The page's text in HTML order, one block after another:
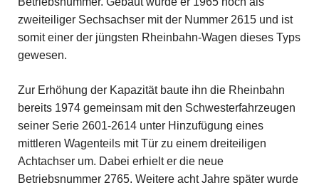
zweiteiliger Sechsachser mit der Nummer 2615 und ist
somit einer der jüngsten Rheinbahn-Wagen dieses Typs
gewesen.
Zur Erhöhung der Kapazität baute ihn die Rheinbahn
bereits 1974 gemeinsam mit den Schwesterfahrzeugen
seiner Serie 2601-2614 unter Hinzufügung eines
mittleren Wagenteils mit Tür zu einem dreiteiligen
Achtachser um. Dabei erhielt er die neue
Betriebsnummer 2765. Weitere acht Jahre später wurde